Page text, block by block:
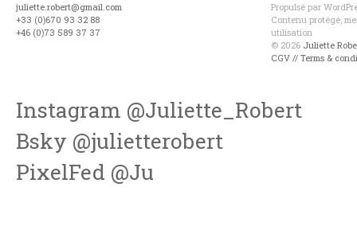
juliette.robert@gmail.com
+33 (0)670 93 32 88
+46 (0)73 589 37 37
Propulsé par
Contenu protégé,
utilisation
© 2026 Juliette
CGV // Terms &
Instagram @Juliette_Robert
Bsky @julietterobert
PixelFed @Ju